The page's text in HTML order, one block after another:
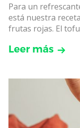
Para un
está nuestra
frutas rojas. El
Leer más